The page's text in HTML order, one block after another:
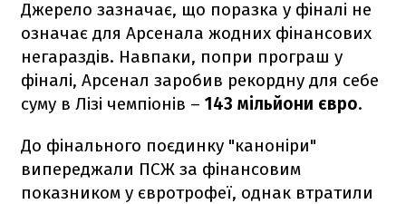
Джерело зазначає, що поразка у фіналі не
означає для Арсенала жодних фінансових
негараздів. Навпаки, попри програш у
фіналі, Арсенал заробив рекордну для себе
суму в Лізі чемпіонів – 143 мільйони євро.
До фінального поєдинку "каноніри"
випереджали ПСЖ за фінансовим
показником у євротрофеї, однак втратили